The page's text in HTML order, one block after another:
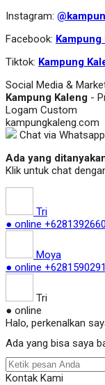
Instagram:
Facebook: Kampung
Tiktok: Kampung
Social Media &
Kampung Kaleng -
Logam Custom
kampungkaleng.com
Chat via Whatsapp
Ada yang
Klik untuk chat
Tri
● online
Moya
● online
Tri
● online
Halo, perkenalkan
Ada yang bisa saya
Kontak Kami